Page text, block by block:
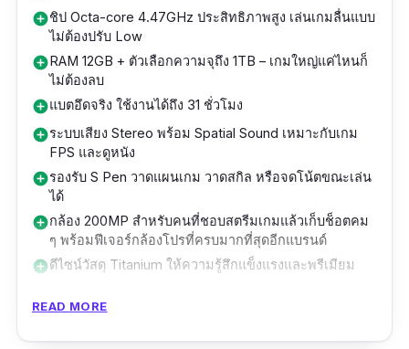
add_circleชิป Octa-core 4.47GHz ประสิทธิภาพสูง เล่นเกมลื่นแบบ
ไม่ต้องปรับ Low
add_circleRAM 12GB + ตัวเลือกความจุถึง 1TB – เกมใหญ่แค่ไหนก็
ไม่ต้องลบ
add_circleแบตอึดจริง ใช้งานได้ถึง 31 ชั่วโมง
add_circleระบบเสียง Stereo พร้อม Spatial Sound เหมาะกับเกม
FPS และดูหนัง
add_circleรองรับ S Pen วาดแผนเกม วาดสกิล หรือจดโน้ตขณะเล่น
ได้
add_circleกล้อง 200MP สำหรับคนที่ชอบสตรีมเกมแล้วเก็บช็อตคม
ๆ พร้อมฟีเจอร์กล้องโปรที่ครบมากที่สุดอีกแบรนด์
add_circleดีไซน์วัสดุ Titanium ให้ความรู้สึกแข็งแรงและพรีเมียม
ด้วย
add_circle
READ MORE